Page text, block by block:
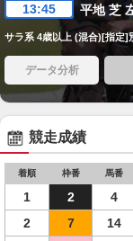
13:45 平地 芝
サラ系 4歳以上 (混合)[指定]
データ分析
競走成績
着順 枠番 馬番
1 2 4
2
7 14